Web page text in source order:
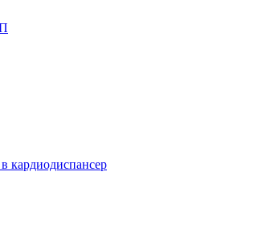
кардиодиспансер